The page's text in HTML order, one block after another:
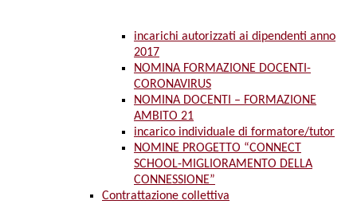
incarichi autorizzati ai dipendenti anno
2017
NOMINA FORMAZIONE DOCENTI-
CORONAVIRUS
NOMINA DOCENTI – FORMAZIONE
AMBITO 21
incarico individuale di formatore/tutor
NOMINE PROGETTO “CONNECT
SCHOOL-MIGLIORAMENTO DELLA
CONNESSIONE”
Contrattazione collettiva